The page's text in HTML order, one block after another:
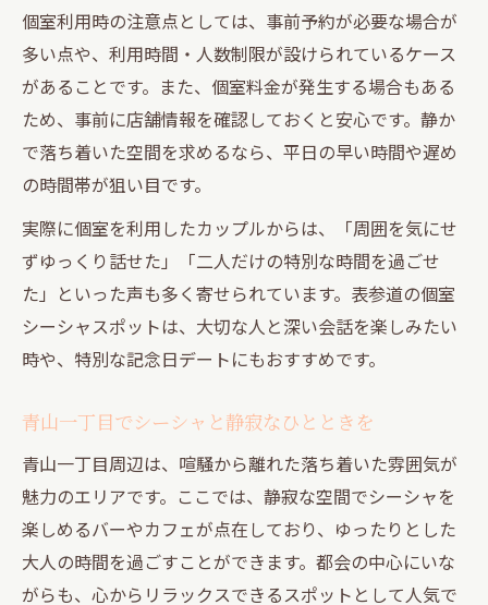
個室利用時の注意点としては、事前予約が必要な場合が
多い点や、利用時間・人数制限が設けられているケース
があることです。また、個室料金が発生する場合もある
ため、事前に店舗情報を確認しておくと安心です。静か
で落ち着いた空間を求めるなら、平日の早い時間や遅め
の時間帯が狙い目です。
実際に個室を利用したカップルからは、「周囲を気にせ
ずゆっくり話せた」「二人だけの特別な時間を過ごせ
た」といった声も多く寄せられています。表参道の個室
シーシャスポットは、大切な人と深い会話を楽しみたい
時や、特別な記念日デートにもおすすめです。
青山一丁目でシーシャと静寂なひとときを
青山一丁目周辺は、喧騒から離れた落ち着いた雰囲気が
魅力のエリアです。ここでは、静寂な空間でシーシャを
楽しめるバーやカフェが点在しており、ゆったりとした
大人の時間を過ごすことができます。都会の中心にいな
がらも、心からリラックスできるスポットとして人気で